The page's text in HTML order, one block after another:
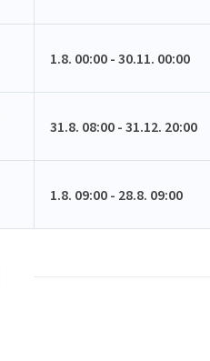
1.8. 00:00 - 30.11. 00:00
31.8. 08:00 - 31.12. 20:00
1.8. 09:00 - 28.8. 09:00